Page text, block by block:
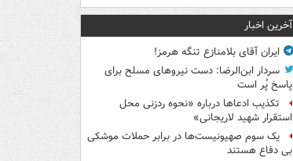
آخرین اخبار
ایران آقای بلامنازع تنگه هرمز!
سردار ابن‌الرضا: دست نیروهای مسلح برای
پاسخ پُر است
تکذیب ادعاها درباره «نحوه ردزنی محل
استقرار شهید لاریجانی»
یک‌ سوم صهیونیست‌ها در برابر حملات موشکی
بی دفاع هستند